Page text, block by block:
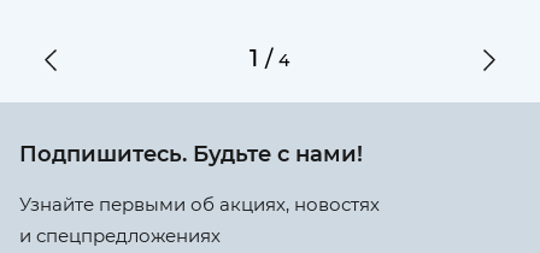
1 /4
Подпишитесь. Будьте с нами!
Узнайте первыми об акциях, новостях
и спецпредложениях